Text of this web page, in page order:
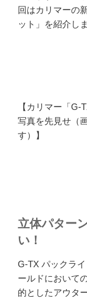
回はカリマーの
ット」を紹介しま
【カリマー「
写真を先見せ（
す）】
立体パター
い！
G-TX パックラ
ールドにおいて
的としたアウタ